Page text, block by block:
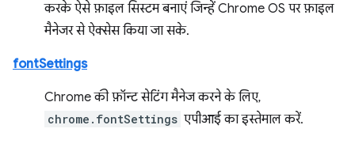
करके ऐसे फ़ाइल सिस्टम बनाएं जिन्हें Chrome OS पर फ़ाइल
मैनेजर से ऐक्सेस किया जा सके.
fontSettings
Chrome की फ़ॉन्ट सेटिंग मैनेज करने के लिए,
chrome.fontSettings एपीआई का इस्तेमाल करें.